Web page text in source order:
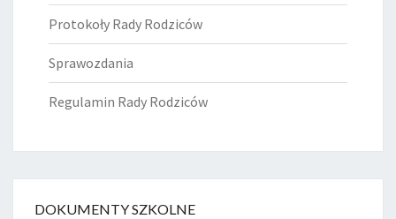
Protokoły Rady Rodziców
Sprawozdania
Regulamin Rady Rodziców
DOKUMENTY SZKOLNE